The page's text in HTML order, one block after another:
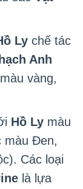
Lychế tác
Anh
vàng,
Hồ Lymàu
màu Đen,
Các loại
là lựa